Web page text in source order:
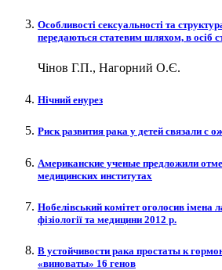
Особливості сексуальності та
передаються статевим шляхом, в осіб
Чінов Г.П., Нагорний О.Є.
Нічний енурез
Риск развития рака у детей связали с
Американские ученые предложили
медицинских институтах
Нобелівський комітет оголосив імена
фізіології та медицини 2012 р.
В устойчивости рака простаты к
«виноваты» 16 генов